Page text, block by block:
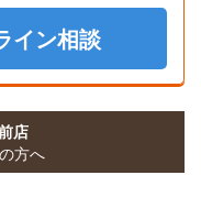
イン相談
店
方へ